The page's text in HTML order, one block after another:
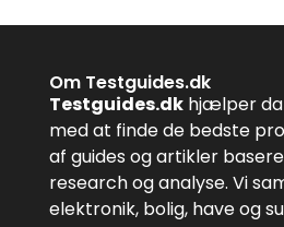
Om Testguides.dk
Testguides.dk hjælper
med at finde de bedste
af guides og artikler
research og analyse. Vi
elektronik, bolig, have og